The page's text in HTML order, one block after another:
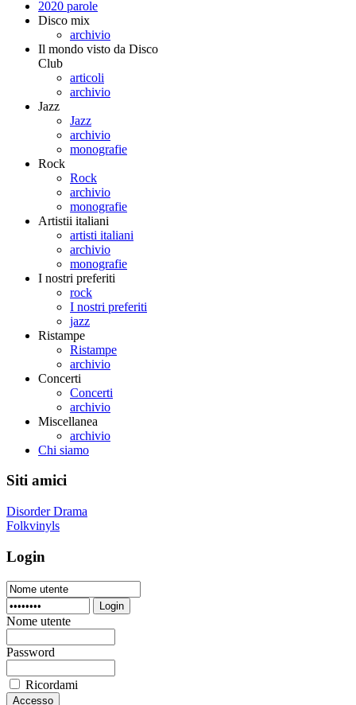
2020 parole
Disco mix
archivio
Il mondo visto da Disco
Club
articoli
archivio
Jazz
Jazz
archivio
monografie
Rock
Rock
archivio
monografie
Artistii italiani
artisti italiani
archivio
monografie
I nostri preferiti
rock
I nostri preferiti
jazz
Ristampe
Ristampe
archivio
Concerti
Concerti
archivio
Miscellanea
archivio
Chi siamo
Siti amici
Disorder Drama
Folkvinyls
Login
Login
Nome utente
Password
Ricordami